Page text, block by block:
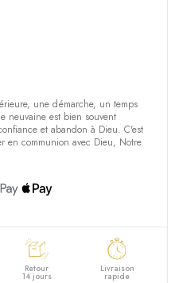
une démarche, un temps
neuvaine est bien souvent
et abandon à Dieu. C'est
en communion avec Dieu, Notre
Retour
14 jours
Livraison
rapide